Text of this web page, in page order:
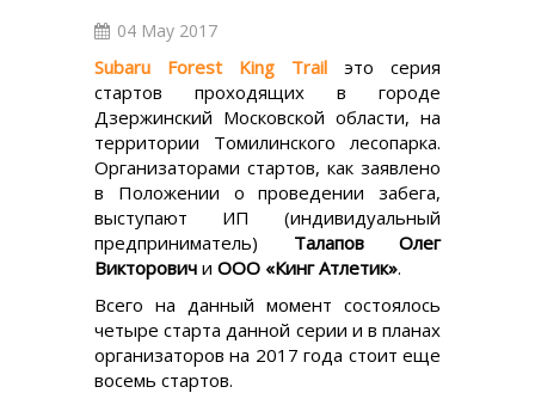
04 May 2017
Subaru Forest King Trail это серия
стартов проходящих в городе
Дзержинский Московской области, на
территории Томилинского лесопарка.
Организаторами стартов, как заявлено
в Положении о проведении забега,
выступают ИП (индивидуальный
предприниматель) Талапов Олег
Викторович и OOO «Кинг Атлетик».
Всего на данный момент состоялось
четыре старта данной серии и в планах
организаторов на 2017 года стоит еще
восемь стартов.